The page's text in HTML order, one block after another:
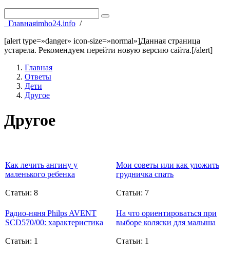
Главнаяimho24.info /
[alert type=»danger» icon-size=»normal»]Данная страница
устарела. Рекомендуем перейти новую версию сайта.[/alert]
Главная
Ответы
Дети
Другое
Другое
Как лечить ангину у
маленького ребенка
Статьи: 8
Мои советы или как уложить
грудничка спать
Статьи: 7
Радио-няня Philps AVENT
SCD570/00: характеристика
Статьи: 1
На что ориентироваться при
выборе коляски для малыша
Статьи: 1